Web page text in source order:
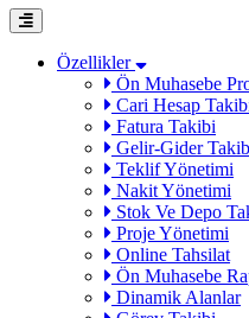
Özellikler
Ön Muhasebe
Cari Hesap
Fatura Takibi
Gelir-Gider
Teklif Yönetimi
Nakit Yönetimi
Stok Ve Depo
Proje Yönetimi
Online Tahsilat
Ön Muhasebe
Dinamik Alanlar